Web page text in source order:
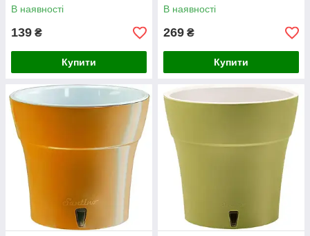
В наявності
139 ₴
Купити
В наявності
269 ₴
Купити